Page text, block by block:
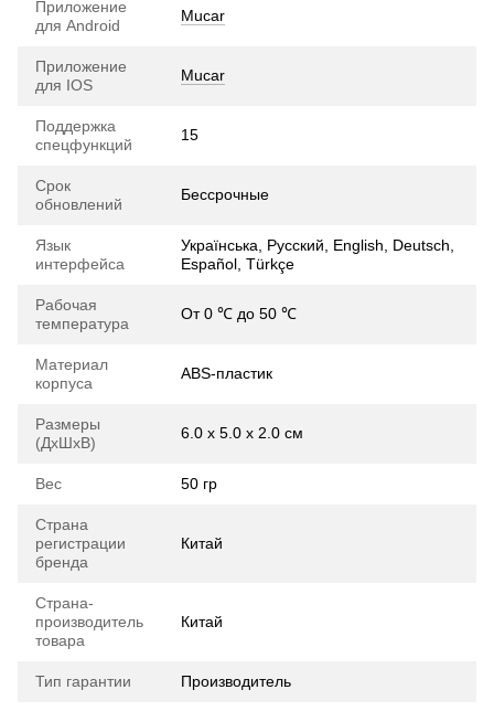
Приложение
для Android
Mucar
Приложение
для IOS
Mucar
Поддержка
спецфункций
15
Срок
обновлений
Бессрочные
Язык
интерфейса
Українська, Русский, English, Deutsch,
Español, Türkçe
Рабочая
температура
От 0 ℃ до 50 ℃
Материал
корпуса
ABS-пластик
Размеры
(ДхШхВ)
6.0 х 5.0 х 2.0 см
Вес 50 гр
Страна
регистрации
бренда
Китай
Страна-
производитель
товара
Китай
Тип гарантии Производитель